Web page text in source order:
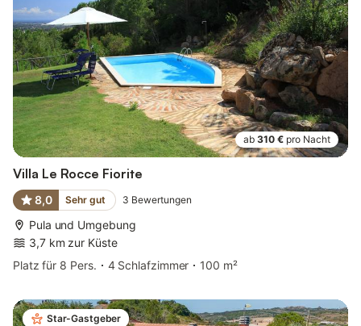
ab 310 € pro Nacht
Villa Le Rocce Fiorite
8,0 Sehr gut 3 Bewertungen
Pula und Umgebung
3,7 km zur Küste
Platz für 8 Pers.
4 Schlafzimmer 100 m²
Star-Gastgeber